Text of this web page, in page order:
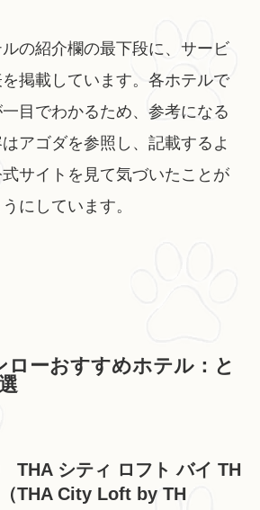
の紹介欄の最下段に、サービ
掲載しています。各ホテルで
目でわかるため、参考になる
アゴダを参照し、記載するよ
サイトを見て気づいたことが
にしています。
ローおすすめホテル：と
シティ ロフト バイ TH
THA City Loft by TH